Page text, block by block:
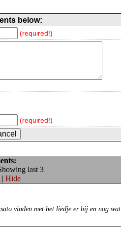
below:
(required!)
(required!)
last 3
| Hide
vinden met het liedje er bij en nog wat